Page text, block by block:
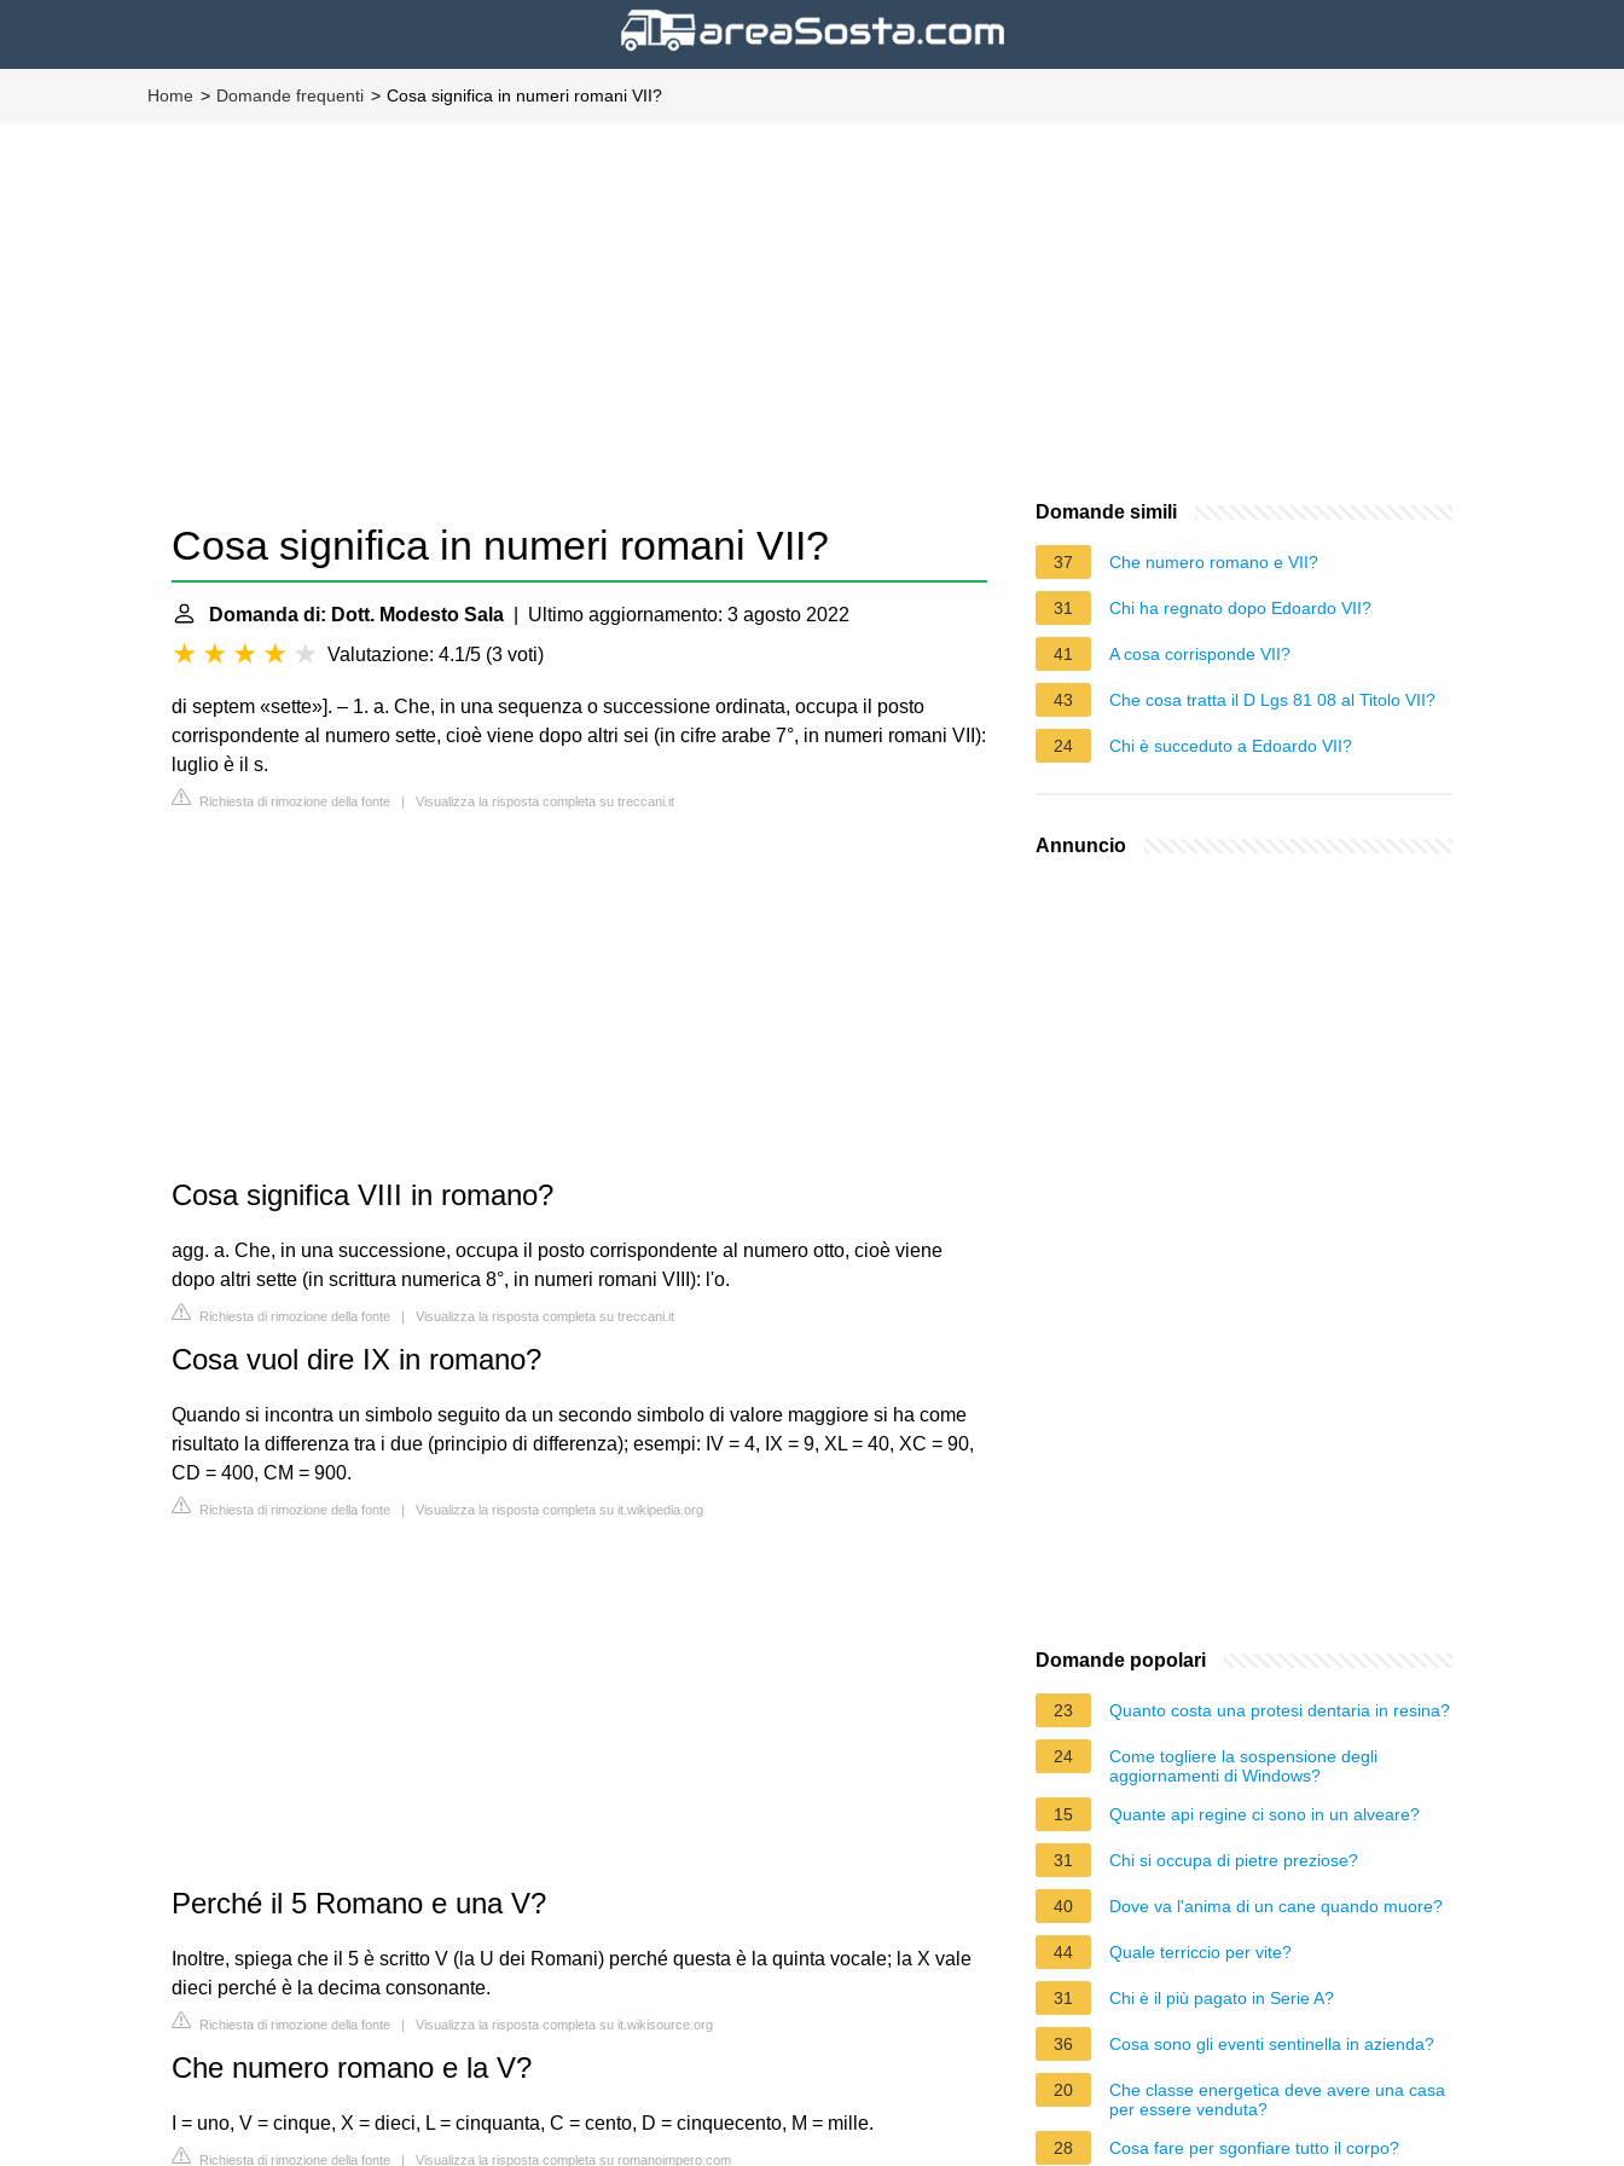
Home Domande frequenti Cosa significa in numeri romani VII?
Cosa significa in numeri romani VII?
Domanda di: Dott. Modesto Sala | Ultimo aggiornamento: 3 agosto 2022
Valutazione: 4.1/5 (3 voti)
di septem «sette»]. – 1. a. Che, in una sequenza o successione ordinata, occupa il posto
corrispondente al numero sette, cioè viene dopo altri sei (in cifre arabe 7°, in numeri romani VII):
luglio è il s.
Richiesta di rimozione della fonte | Visualizza la risposta completa su treccani.it
Cosa significa VIII in romano?
agg. a. Che, in una successione, occupa il posto corrispondente al numero otto, cioè viene
dopo altri sette (in scrittura numerica 8°, in numeri romani VIII): l'o.
Richiesta di rimozione della fonte | Visualizza la risposta completa su treccani.it
Cosa vuol dire IX in romano?
Quando si incontra un simbolo seguito da un secondo simbolo di valore maggiore si ha come
risultato la differenza tra i due (principio di differenza); esempi: IV = 4, IX = 9, XL = 40, XC = 90,
CD = 400, CM = 900.
Richiesta di rimozione della fonte | Visualizza la risposta completa su it.wikipedia.org
Perché il 5 Romano e una V?
Inoltre, spiega che il 5 è scritto V (la U dei Romani) perché questa è la quinta vocale; la X vale
dieci perché è la decima consonante.
Richiesta di rimozione della fonte | Visualizza la risposta completa su it.wikisource.org
Che numero romano e la V?
I = uno, V = cinque, X = dieci, L = cinquanta, C = cento, D = cinquecento, M = mille.
Richiesta di rimozione della fonte | Visualizza la risposta completa su romanoimpero.com
Domande simili
37 Che numero romano e VII?
31 Chi ha regnato dopo Edoardo VII?
41 A cosa corrisponde VII?
43 Che cosa tratta il D Lgs 81 08 al Titolo VII?
24 Chi è succeduto a Edoardo VII?
Annuncio
Domande popolari
23 Quanto costa una protesi dentaria in resina?
24
Come togliere la sospensione degli
aggiornamenti di Windows?
15
Quante api regine ci sono in un alveare?
31 Chi si occupa di pietre preziose?
40 Dove va l'anima di un cane quando muore?
44 Quale terriccio per vite?
31 Chi è il più pagato in Serie A?
36 Cosa sono gli eventi sentinella in azienda?
20
Che classe energetica deve avere una casa
per essere venduta?
28
Cosa fare per sgonfiare tutto il corpo?